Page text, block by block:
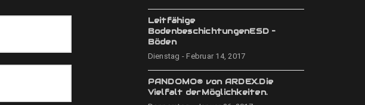
Leitfähige
BodenbeschichtungenESD –
Böden
Dienstag - Februar 14, 2017
PANDOMO® von ARDEX.Die
Vielfalt derMöglichkeiten.